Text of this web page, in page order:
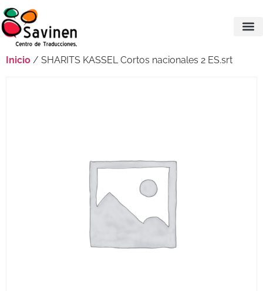
Inicio / SHARITS KASSEL Cortos nacionales 2 ES.srt